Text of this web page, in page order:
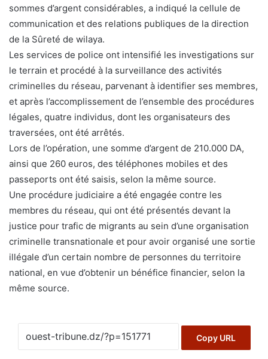
sommes d’argent considérables, a indiqué la cellule de
communication et des relations publiques de la direction
de la Sûreté de wilaya.
Les services de police ont intensifié les investigations sur
le terrain et procédé à la surveillance des activités
criminelles du réseau, parvenant à identifier ses membres,
et après l’accomplissement de l’ensemble des procédures
légales, quatre individus, dont les organisateurs des
traversées, ont été arrêtés.
Lors de l’opération, une somme d’argent de 210.000 DA,
ainsi que 260 euros, des téléphones mobiles et des
passeports ont été saisis, selon la même source.
Une procédure judiciaire a été engagée contre les
membres du réseau, qui ont été présentés devant la
justice pour trafic de migrants au sein d’une organisation
criminelle transnationale et pour avoir organisé une sortie
illégale d’un certain nombre de personnes du territoire
national, en vue d’obtenir un bénéfice financier, selon la
même source.
Copy URL